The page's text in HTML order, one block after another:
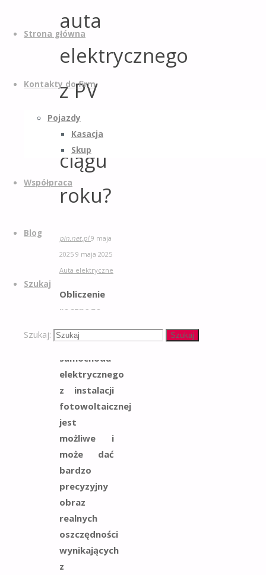
Strona główna
Kontakty do firm
Pojazdy
Kasacja
Skup
Współpraca
Blog
Szukaj
Szukaj: Szukaj
auta
elektrycznego
z PV
w
ciągu
roku?
pin.net.pl 9 maja
2025 9 maja 2025
Auta elektryczne
Obliczenie
rocznego
ładowania
samochodu
elektrycznego
z instalacji
fotowoltaicznej
jest
możliwe i
może dać
bardzo
precyzyjny
obraz
realnych
oszczędności
wynikających
z